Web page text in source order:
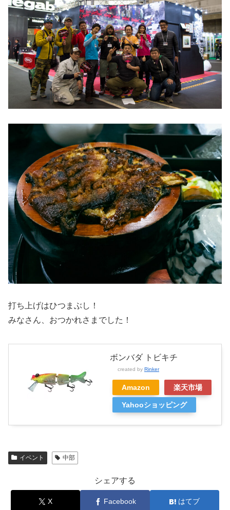
打ち上げはひつまぶし！
みなさん、おつかれさまでした！
ボンバダ トビキチ
created by Rinker
Amazon 楽天市場
Yahooショッピング
イベント 中部
シェアする
X Facebook はてブ